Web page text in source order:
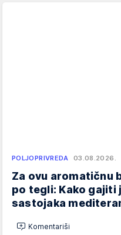
POLJOPRIVREDA 03.08.2026.
Za ovu aromatičnu
po tegli: Kako gajiti
sastojaka
Komentariši